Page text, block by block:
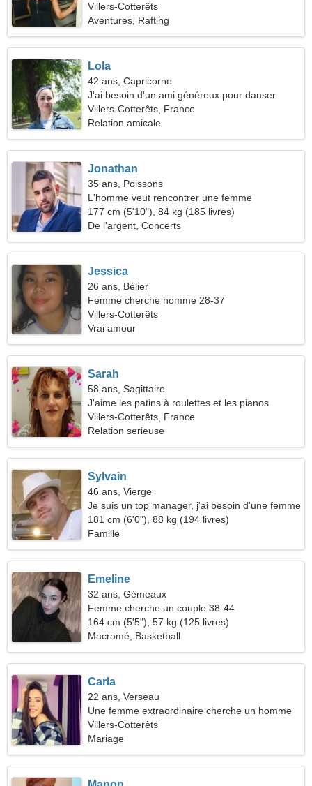
Villers-Cotterêts
Aventures, Rafting
Lola
42 ans, Capricorne
J'ai besoin d'un ami généreux pour danser
ensemble
Villers-Cotterêts, France
Relation amicale
Jonathan
35 ans, Poissons
L'homme veut rencontrer une femme
177 cm (5'10"), 84 kg (185 livres)
De l'argent, Concerts
Jessica
26 ans, Bélier
Femme cherche homme 28-37
Villers-Cotterêts
Vrai amour
Sarah
58 ans, Sagittaire
J'aime les patins à roulettes et les pianos
Villers-Cotterêts, France
Relation serieuse
Sylvain
46 ans, Vierge
Je suis un top manager, j'ai besoin d'une femme
énergique
181 cm (6'0"), 88 kg (194 livres)
Famille
Emeline
32 ans, Gémeaux
Femme cherche un couple 38-44
164 cm (5'5"), 57 kg (125 livres)
Macramé, Basketball
Carla
22 ans, Verseau
Une femme extraordinaire cherche un homme
Villers-Cotterêts
Mariage